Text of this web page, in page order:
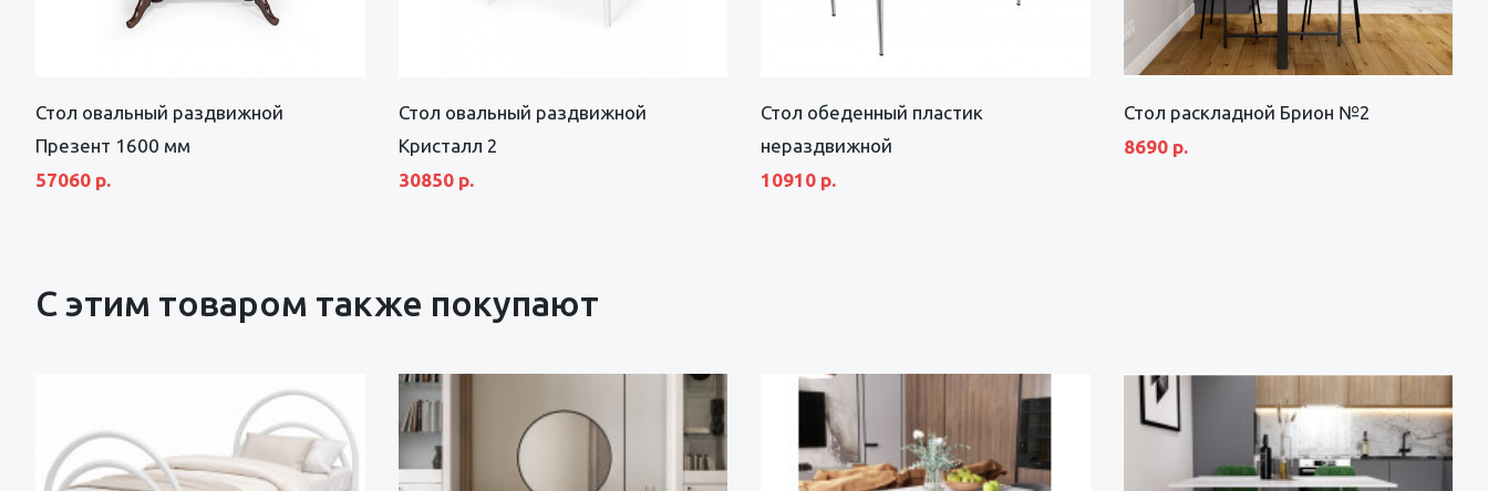
Стол овальный раздвижной
Презент 1600 мм
57060 р.
Стол овальный раздвижной
Кристалл 2
30850 р.
Стол обеденный пластик
нераздвижной
10910 р.
Стол раскладной Брион №2
8690 р.
С этим товаром также покупают